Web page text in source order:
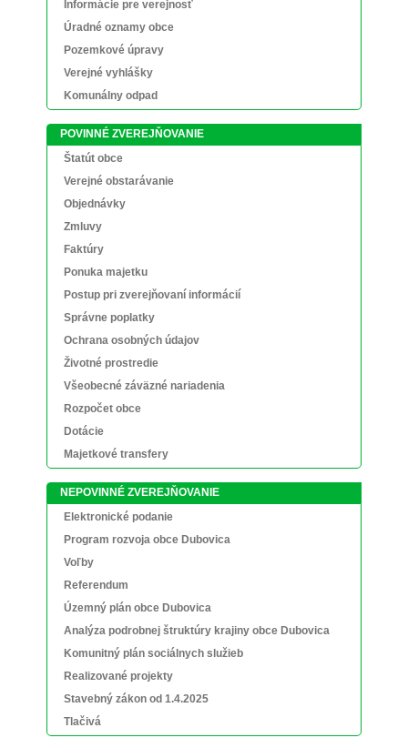
Informácie pre verejnosť
Úradné oznamy obce
Pozemkové úpravy
Verejné vyhlášky
Komunálny odpad
POVINNÉ ZVEREJŇOVANIE
Štatút obce
Verejné obstarávanie
Objednávky
Zmluvy
Faktúry
Ponuka majetku
Postup pri zverejňovaní informácií
Správne poplatky
Ochrana osobných údajov
Životné prostredie
Všeobecné záväzné nariadenia
Rozpočet obce
Dotácie
Majetkové transfery
NEPOVINNÉ ZVEREJŇOVANIE
Elektronické podanie
Program rozvoja obce Dubovica
Voľby
Referendum
Územný plán obce Dubovica
Analýza podrobnej štruktúry krajiny obce Dubovica
Komunitný plán sociálnych služieb
Realizované projekty
Stavebný zákon od 1.4.2025
Tlačivá